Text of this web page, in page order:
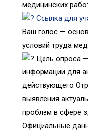
медицинских
Ссылка для
Ваш голос —
условий труда
Цель опроса
информации для
действующего
выявления
проблем в сфере
Официальные